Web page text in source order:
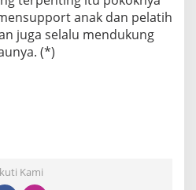
anak dan pelatih
juga selalu mendukung
(*)
Kami